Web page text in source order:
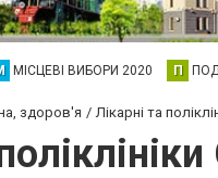
МІСЦЕВІ ВИБОРИ 2020 П
здоров'я Лікарні та